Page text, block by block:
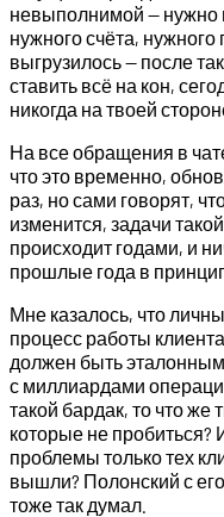
невыполнимой — нужно
нужного счёта,
выгрузилось — после
ставить всё на кон,
никогда на твоей
На все обращения в
что это временно,
раз, но сами говорят,
изменится, задачи
происходит годами, и
прошлые года в
Мне казалось, что
процесс работы
должен быть
с миллиардами
такой бардак, то что же
которые не
проблемы только тех
вышли? Полонский с
тоже так думал.